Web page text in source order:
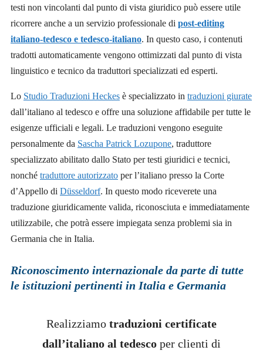
testi non vincolanti dal punto di vista giuridico può essere utile
ricorrere anche a un servizio professionale di post-editing
italiano-tedesco e tedesco-italiano. In questo caso, i contenuti
tradotti automaticamente vengono ottimizzati dal punto di vista
linguistico e tecnico da traduttori specializzati ed esperti.
Lo Studio Traduzioni Heckes è specializzato in traduzioni giurate
dall’italiano al tedesco e offre una soluzione affidabile per tutte le
esigenze ufficiali e legali. Le traduzioni vengono eseguite
personalmente da Sascha Patrick Lozupone, traduttore
specializzato abilitato dallo Stato per testi giuridici e tecnici,
nonché traduttore autorizzato per l’italiano presso la Corte
d’Appello di Düsseldorf. In questo modo riceverete una
traduzione giuridicamente valida, riconosciuta e immediatamente
utilizzabile, che potrà essere impiegata senza problemi sia in
Germania che in Italia.
Riconoscimento internazionale da parte di tutte
le istituzioni pertinenti in Italia e Germania
Realizziamo traduzioni certificate
dall’italiano al tedesco per clienti di